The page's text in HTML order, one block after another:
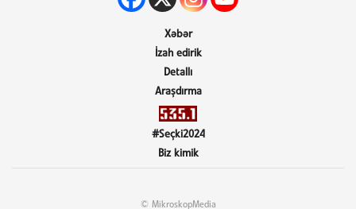
Xəbər
İzah edirik
Detallı
Araşdırma
#Seçki2024
Biz kimik
© MikroskopMedia